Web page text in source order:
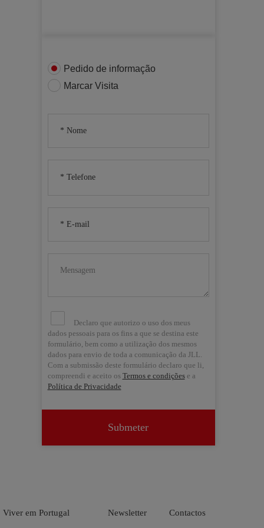
Pedido de informação
Marcar Visita
Declaro que autorizo o uso dos meus
dados pessoais para os fins a que se destina este
formulário, bem como a utilização dos mesmos
dados para envio de toda a comunicação da JLL.
Com a submissão deste formulário declaro que li,
compreendi e aceito os Termos e condiçõese a
Política de Privacidade
Submeter
Newsletter Contactos
Viver em Portugal